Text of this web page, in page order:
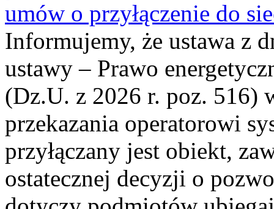
umów o przyłączenie do
Informujemy, że ustawa z
ustawy – Prawo
(Dz.U. z 2026 r. poz. 516)
przekazania operatorowi
przyłączany jest obiekt,
ostatecznej decyzji o